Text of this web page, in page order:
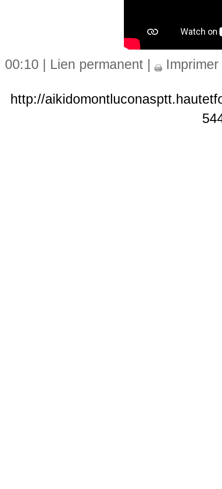
00:10 | Lien permanent Imprimer
http://